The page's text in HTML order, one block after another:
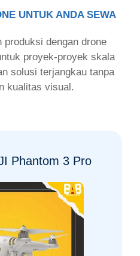
UNTUK ANDA SEWA
produksi dengan drone
proyek-proyek skala
solusi terjangkau tanpa
kualitas visual.
Phantom 3 Pro